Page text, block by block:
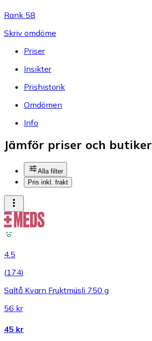
Rank 58
Skriv omdöme
Priser
Insikter
Prishistorik
Omdömen
Info
Jämför priser och butiker
Alla filter
Pris inkl. frakt
4.5
(174)
Saltå Kvarn Fruktmüsli 750 g
56 kr
45 kr